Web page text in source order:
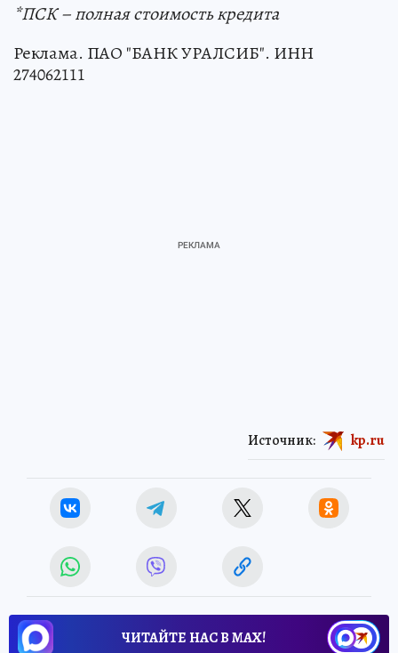
*ПСК – полная стоимость кредита
Реклама. ПАО "БАНК УРАЛСИБ". ИНН
274062111
Источник: kp.ru
ЧИТАЙТЕ НАС В МАХ!